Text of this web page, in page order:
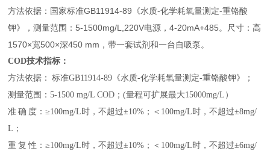
方法依据：国家标准GB11914-89《水质-化学耗氧量测定-重铬酸
钾》，测量范围：5-1500mg/L,220V电源，4-20mA+485。尺寸：高
1570×宽500×深450 mm，带一套试剂和一台自吸泵。
COD技术指标：
方法依据：
标准GB11914-89《水质-化学耗氧量测定-重铬酸钾》
；
测量范围：5-1500mg/L COD ；(量程可扩展最大15000mg/L）
准 确 度：≥100mg/L时，不超过±10%；＜100mg/L时，不超过±8mg/
L ；
重 复 性：≥100mg/L时，不超过±10%；＜100mg/L时，不超过±6mg/